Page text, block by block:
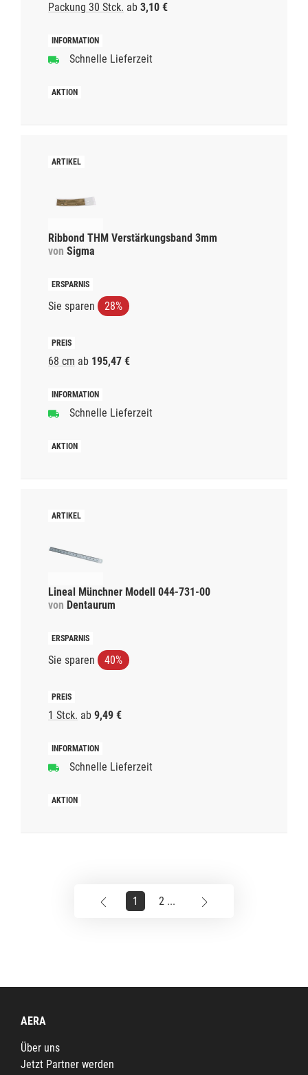
Packung 30 Stck. ab 3,10 €
Schnelle Lieferzeit
Ribbond THM Verstärkungsband 3mm
von Sigma
Sie sparen 28%
68 cm ab 195,47 €
Schnelle Lieferzeit
Lineal Münchner Modell 044-731-00
von Dentaurum
Sie sparen 40%
1 Stck. ab 9,49 €
Schnelle Lieferzeit
1 2 ...
AERA
Über uns
Jetzt Partner werden